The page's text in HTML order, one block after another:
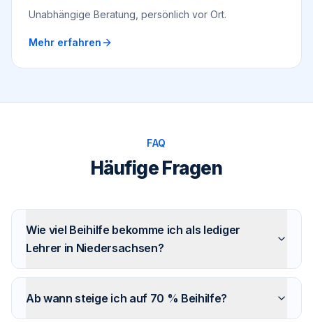
Unabhängige Beratung, persönlich vor Ort.
Mehr erfahren
FAQ
Häufige Fragen
Wie viel Beihilfe bekomme ich als lediger
Lehrer in Niedersachsen?
Ab wann steige ich auf 70 % Beihilfe?